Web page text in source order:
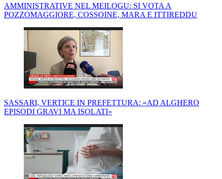
AMMINISTRATIVE NEL MEILOGU: SI VOTA A
POZZOMAGGIORE, COSSOINE, MARA E ITTIREDDU
SASSARI, VERTICE IN PREFETTURA: «AD ALGHERO
EPISODI GRAVI MA ISOLATI»